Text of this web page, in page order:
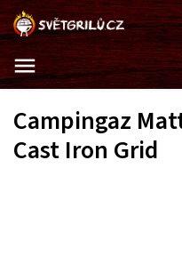
Campingaz
Cast Iron Grid